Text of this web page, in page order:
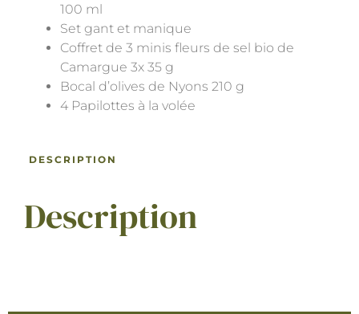
100 ml
Set gant et manique
Coffret de 3 minis fleurs de sel bio de
Camargue 3x 35 g
Bocal d’olives de Nyons 210 g
4 Papilottes à la volée
DESCRIPTION
Description